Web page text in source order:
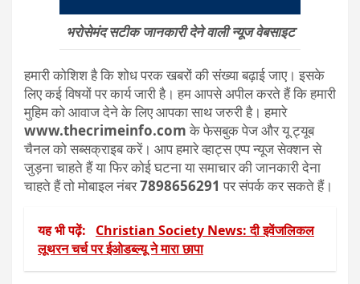
भरोसेमंद सटीक जानकारी देने वाली न्यूज वेबसाइट
हमारी कोशिश है कि शोध परक खबरों की संख्या बढ़ाई जाए। इसके
लिए कई विषयों पर कार्य जारी है। हम आपसे अपील करते हैं कि हमारी
मुहिम को आवाज देने के लिए आपका साथ जरुरी है। हमारे
www.thecrimeinfo.comके फेसबुक पेज और यू ट्यूब
चैनल को सब्सक्राइब करें। आप हमारे व्हाट्स एप्प न्यूज सेक्शन से
जुड़ना चाहते हैं या फिर कोई घटना या समाचार की जानकारी देना
चाहते हैं तो मोबाइल नंबर7898656291 पर संपर्क कर सकते हैं।
यह भी पढ़ें:
Christian Society News: दी इवेंजलिकल
लूथरन चर्च पर ईओडब्ल्यू ने मारा छापा